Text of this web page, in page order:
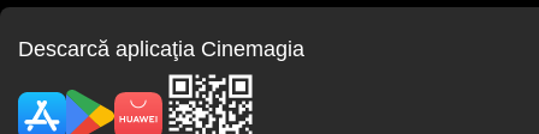
Descarcă aplicaţia Cinemagia